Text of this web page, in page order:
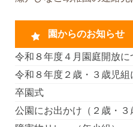
園からのお知らせ
令和８年度４月園庭開放に
令和８年度２歳・３歳児
卒園式
公園にお出かけ（２歳・３